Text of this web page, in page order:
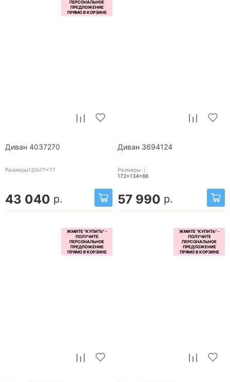
Диван 4037270
Размеры133x77x77
43 040 р.
Диван 3694124
Размеры: :
172x134x88
57 990 р.